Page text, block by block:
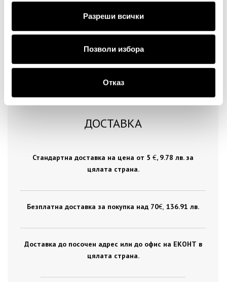
Разреши всички
Позволи избора
Отказ
ДОСТАВКА
Стандартна доставка на цена от 5 €, 9.78 лв. за
цялата страна.
Безплатна доставка за покупка над 70€ , 136.91 лв.
Доставка до посочен адрес или до офис на ЕКОНТ в
цялата страна.